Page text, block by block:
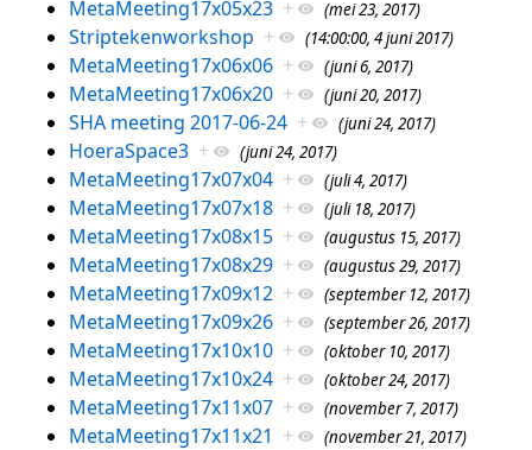
MetaMeeting17x05x23 + (mei 23, 2017)
Striptekenworkshop + (14:00:00, 4 juni 2017)
MetaMeeting17x06x06 + (juni 6, 2017)
MetaMeeting17x06x20 + (juni 20, 2017)
SHA meeting 2017-06-24 + (juni 24, 2017)
HoeraSpace3 + (juni 24, 2017)
MetaMeeting17x07x04 + (juli 4, 2017)
MetaMeeting17x07x18 + (juli 18, 2017)
MetaMeeting17x08x15 + (augustus 15, 2017)
MetaMeeting17x08x29 + (augustus 29, 2017)
MetaMeeting17x09x12 + (september 12, 2017)
MetaMeeting17x09x26 + (september 26, 2017)
MetaMeeting17x10x10 + (oktober 10, 2017)
MetaMeeting17x10x24 + (oktober 24, 2017)
MetaMeeting17x11x07 + (november 7, 2017)
MetaMeeting17x11x21 + (november 21, 2017)